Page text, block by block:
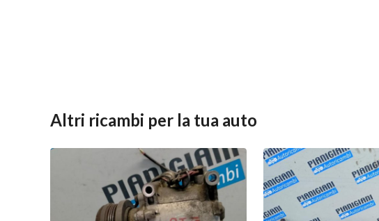
Altri ricambi per la tua auto